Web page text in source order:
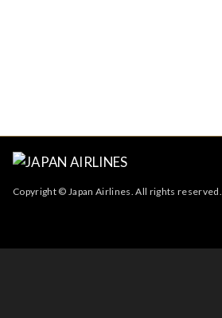
Copyright © Japan Airlines. All rights reserved.